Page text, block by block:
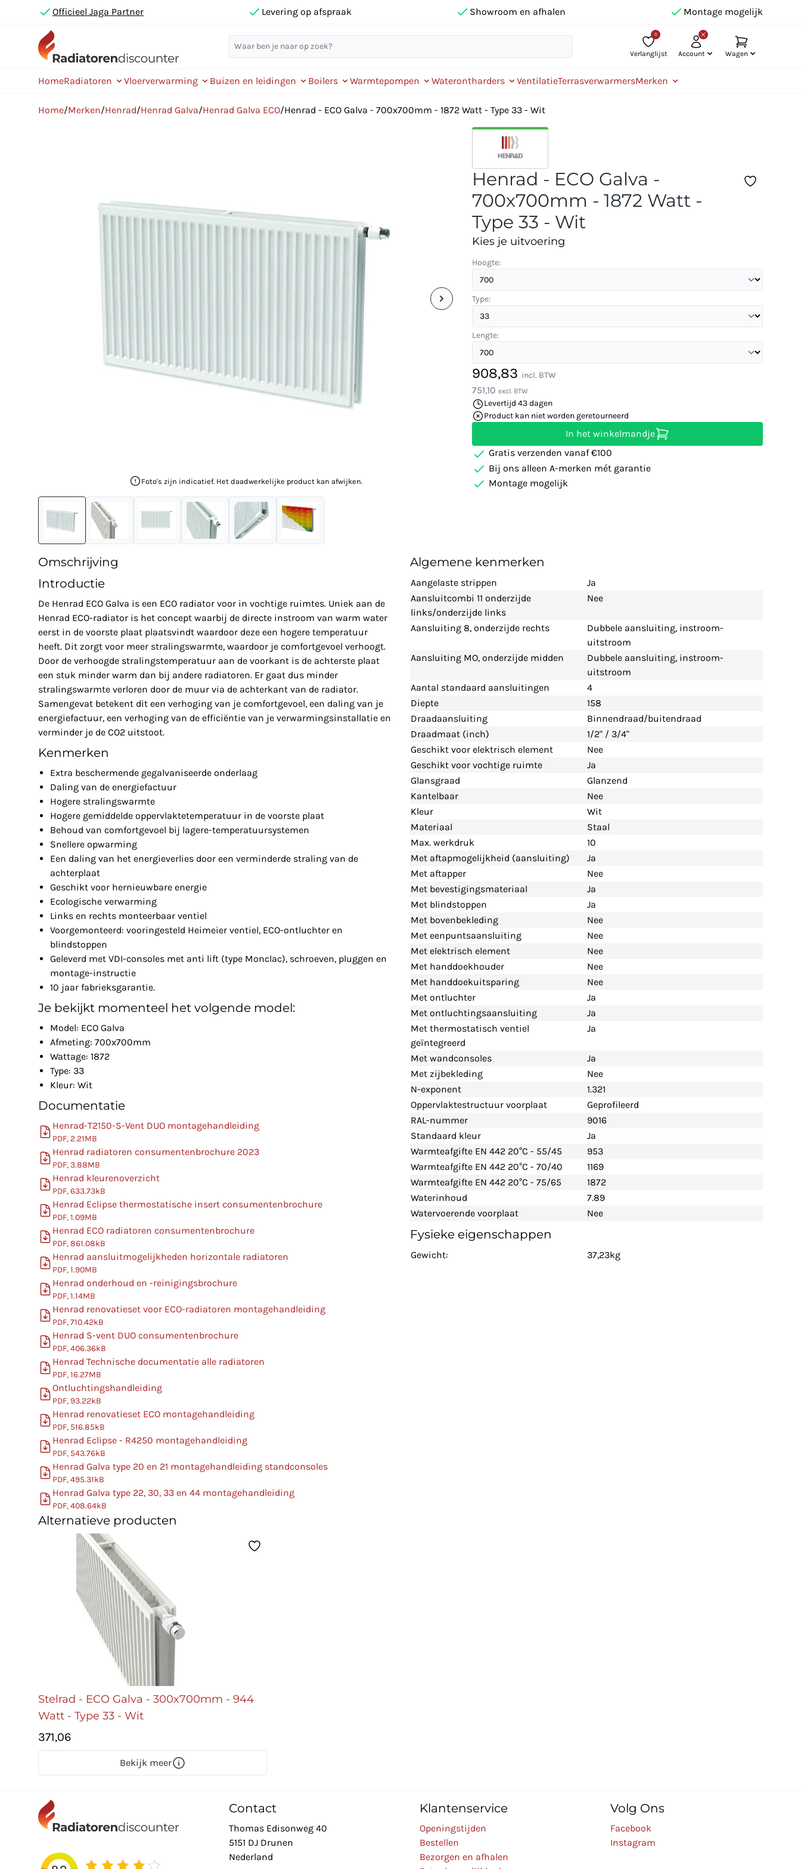
Officieel Jaga Partner Levering op afspraak Showroom en afhalen Montage mogelijk
0
Verlanglijst Account Wagen
HomeRadiatoren Vloerverwarming Buizen en leidingen Boilers Warmtepompen Waterontharders VentilatieTerrasverwarmersMerken
Home/Merken/Henrad/Henrad Galva/Henrad Galva ECO/Henrad - ECO Galva - 700x700mm - 1872 Watt - Type 33 - Wit
Foto's zijn indicatief. Het daadwerkelijke product kan afwijken.
Henrad - ECO Galva -
700x700mm - 1872 Watt -
Type 33 - Wit
Kies je uitvoering
Hoogte:
Type:
Lengte:
908,83 incl. BTW
751,10 excl. BTW
Levertijd 43 dagen
Product kan niet worden geretourneerd
In het winkelmandje
Gratis verzenden vanaf €100
Bij ons alleen A-merken mét garantie
Montage mogelijk
Omschrijving
Introductie
De Henrad ECO Galva is een ECO radiator voor in vochtige ruimtes. Uniek aan de
Henrad ECO-radiator is het concept waarbij de directe instroom van warm water
eerst in de voorste plaat plaatsvindt waardoor deze een hogere temperatuur
heeft. Dit zorgt voor meer stralingswarmte, waardoor je comfortgevoel verhoogt.
Door de verhoogde stralingstemperatuur aan de voorkant is de achterste plaat
een stuk minder warm dan bij andere radiatoren. Er gaat dus minder
stralingswarmte verloren door de muur via de achterkant van de radiator.
Samengevat betekent dit een verhoging van je comfortgevoel, een daling van je
energiefactuur, een verhoging van de efficiëntie van je verwarmingsinstallatie en
verminder je de CO2 uitstoot.
Kenmerken
Extra beschermende gegalvaniseerde onderlaag
Daling van de energiefactuur
Hogere stralingswarmte
Hogere gemiddelde oppervlaktetemperatuur in de voorste plaat
Behoud van comfortgevoel bij lagere-temperatuursystemen
Snellere opwarming
Een daling van het energieverlies door een verminderde straling van de
achterplaat
Geschikt voor hernieuwbare energie
Ecologische verwarming
Links en rechts monteerbaar ventiel
Voorgemonteerd: vooringesteld Heimeier ventiel, ECO-ontluchter en
blindstoppen
Geleverd met VDI-consoles met anti lift (type Monclac), schroeven, pluggen en
montage-instructie
10 jaar fabrieksgarantie.
Je bekijkt momenteel het volgende model:
Model: ECO Galva
Afmeting: 700x700mm
Wattage: 1872
Type: 33
Kleur: Wit
Documentatie
Henrad-T2150-S-Vent DUO montagehandleiding
PDF, 2.21MB
Henrad radiatoren consumentenbrochure 2023
PDF, 3.88MB
Henrad kleurenoverzicht
PDF, 633.73kB
Henrad Eclipse thermostatische insert consumentenbrochure
PDF, 1.09MB
Henrad ECO radiatoren consumentenbrochure
PDF, 861.08kB
Henrad aansluitmogelijkheden horizontale radiatoren
PDF, 1.90MB
Henrad onderhoud en -reinigingsbrochure
PDF, 1.14MB
Henrad renovatieset voor ECO-radiatoren montagehandleiding
PDF, 710.42kB
Henrad S-vent DUO consumentenbrochure
PDF, 406.36kB
Henrad Technische documentatie alle radiatoren
PDF, 16.27MB
Ontluchtingshandleiding
PDF, 93.22kB
Henrad renovatieset ECO montagehandleiding
PDF, 516.85kB
Henrad Eclipse - R4250 montagehandleiding
PDF, 543.76kB
Henrad Galva type 20 en 21 montagehandleiding standconsoles
PDF, 495.31kB
Henrad Galva type 22, 30, 33 en 44 montagehandleiding
PDF, 408.64kB
Algemene kenmerken
Aangelaste strippen
Ja
Aansluitcombi 11 onderzijde
links/onderzijde links
Nee
Aansluiting 8, onderzijde rechts
Dubbele aansluiting, instroom-
uitstroom
Aansluiting MO, onderzijde midden
Dubbele aansluiting, instroom-
uitstroom
Aantal standaard aansluitingen
4
Diepte
158
Draadaansluiting
Binnendraad/buitendraad
Draadmaat (inch)
1/2" / 3/4"
Geschikt voor elektrisch element
Nee
Geschikt voor vochtige ruimte
Ja
Glansgraad
Glanzend
Kantelbaar
Nee
Kleur
Wit
Materiaal
Staal
Max. werkdruk
10
Met aftapmogelijkheid (aansluiting)
Ja
Met aftapper
Nee
Met bevestigingsmateriaal
Ja
Met blindstoppen
Ja
Met bovenbekleding
Nee
Met eenpuntsaansluiting
Nee
Met elektrisch element
Nee
Met handdoekhouder
Nee
Met handdoekuitsparing
Nee
Met ontluchter
Ja
Met ontluchtingsaansluiting
Ja
Met thermostatisch ventiel
geïntegreerd
Ja
Met wandconsoles
Ja
Met zijbekleding
Nee
N-exponent
1.321
Oppervlaktestructuur voorplaat
Geprofileerd
RAL-nummer
9016
Standaard kleur
Ja
Warmteafgifte EN 442 20°C - 55/45
953
Warmteafgifte EN 442 20°C - 70/40
1169
Warmteafgifte EN 442 20°C - 75/65
1872
Waterinhoud
7.89
Watervoerende voorplaat
Nee
Fysieke eigenschappen
Gewicht: 37,23kg
Alternatieve producten
Stelrad - ECO Galva - 300x700mm - 944
Watt - Type 33 - Wit
371,06
Bekijk meer
Contact
Thomas Edisonweg 40
5151 DJ Drunen
Nederland
Klantenservice
Openingstijden
Bestellen
Bezorgen en afhalen
Volg Ons
Facebook
Instagram